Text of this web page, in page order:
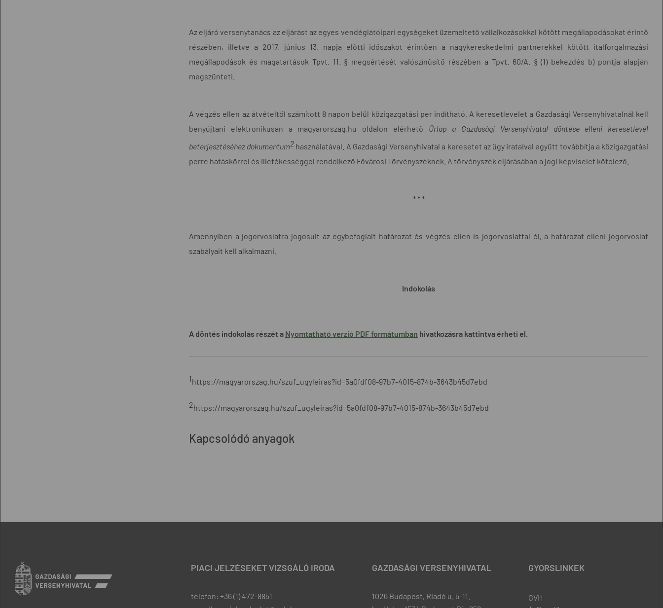
Az eljáró versenytanács az eljárást az egyes vendéglátóipari egységeket üzemeltető vállalkozásokkal kötött megállapodásokat érintő
részében, illetve a 2017. június 13. napja előtti időszakot érintően a nagykereskedelmi partnerekkel kötött italforgalmazási
megállapodások és magatartások Tpvt. 11. § megsértését valószínűsítő részében a Tpvt. 60/A. § (1) bekezdés b) pontja alapján
megszünteti.
A végzés ellen az átvételtől számított 8 napon belül közigazgatási per indítható. A keresetlevelet a Gazdasági Versenyhivatalnál kell
benyújtani elektronikusan a magyarorszag.hu oldalon elérhető Űrlap a Gazdasági Versenyhivatal döntése elleni keresetlevél
beterjesztéséhez dokumentum2 használatával. A Gazdasági Versenyhivatal a keresetet az ügy irataival együtt továbbítja a közigazgatási
perre hatáskörrel és illetékességgel rendelkező Fővárosi Törvényszéknek. A törvényszék eljárásában a jogi képviselet kötelező.
* * *
Amennyiben a jogorvoslatra jogosult az egybefoglalt határozat és végzés ellen is jogorvoslattal él, a határozat elleni jogorvoslat
szabályait kell alkalmazni.
Indokolás
A döntés indokolás részét a Nyomtatható verzió PDF formátumban hivatkozásra kattintva érheti el.
1https://magyarorszag.hu/szuf_ugyleiras?id=5a0fdf08-97b7-4015-874b-3643b45d7ebd
2https://magyarorszag.hu/szuf_ugyleiras?id=5a0fdf08-97b7-4015-874b-3643b45d7ebd
Kapcsolódó anyagok
PIACI JELZÉSEKET VIZSGÁLÓ IRODA
telefon: +36 (1) 472-8851
GAZDASÁGI VERSENYHIVATAL
1026 Budapest, Riadó u. 5-11.
GYORSLINKEK
GVH